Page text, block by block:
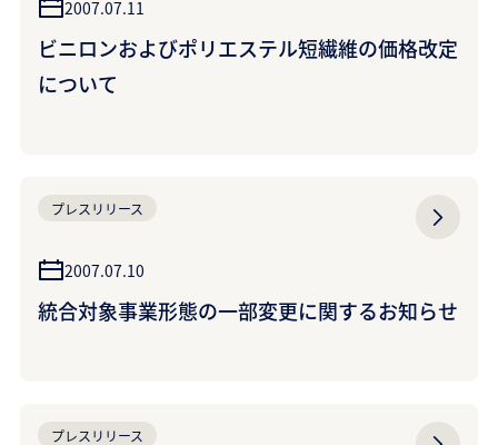
2007.07.11
ビニロンおよびポリエステル短繊維の価格改定
について
プレスリリース
2007.07.10
統合対象事業形態の一部変更に関するお知らせ
プレスリリース